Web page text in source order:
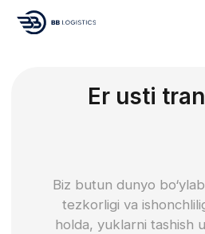
Ariza qoldirish